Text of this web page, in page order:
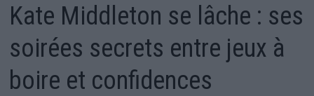
Kate Middleton se lâche : ses
soirées secrets entre jeux à
boire et confidences